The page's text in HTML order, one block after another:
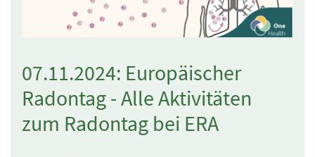
07.11.2024: Europäischer
Radontag - Alle Aktivitäten
zum Radontag bei ERA